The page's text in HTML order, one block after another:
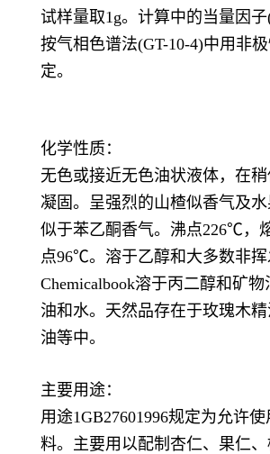
试样量取1g。计算中的当量因子
按气相色谱法(GT-10-4)中用非
定。
化学性质：
无色或接近无色油状液体，在
凝固。呈强烈的山楂似香气及
似于苯乙酮香气。沸点226℃，
点96℃。溶于乙醇和大多数非
Chemicalbook溶于丙二醇和矿
油和水。天然品存在于玫瑰木
油等中。
主要用途：
用途1GB27601996规定为允许
料。主要用以配制杏仁、果仁